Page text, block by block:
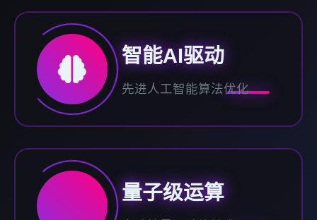
智能AI驱动
先进人工智能算法优化
量子级运算